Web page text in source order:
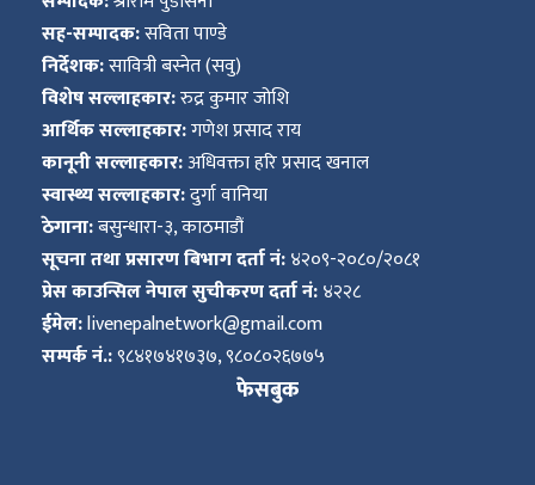
सह-सम्पादक:सविता पाण्डे
निर्देशक:सावित्री बस्नेत (सवु)
विशेष सल्लाहकार:रुद्र कुमार जोशि
आर्थिक सल्लाहकार:गणेश प्रसाद राय
कानूनी सल्लाहकार:अधिवक्ता हरि प्रसाद खनाल
स्वास्थ्य सल्लाहकार:दुर्गा वानिया
ठेगाना:बसुन्धारा-३, काठमाडौं
सूचना तथा प्रसारण बिभाग दर्ता नं:४२०९-२०८०/२०८१
प्रेस काउन्सिल नेपाल सुचीकरण दर्ता नं:४२२८
ईमेल:livenepalnetwork@gmail.com
सम्पर्क नं.:९८४१७४१७३७, ९८०८०२६७७५
फेसबुक